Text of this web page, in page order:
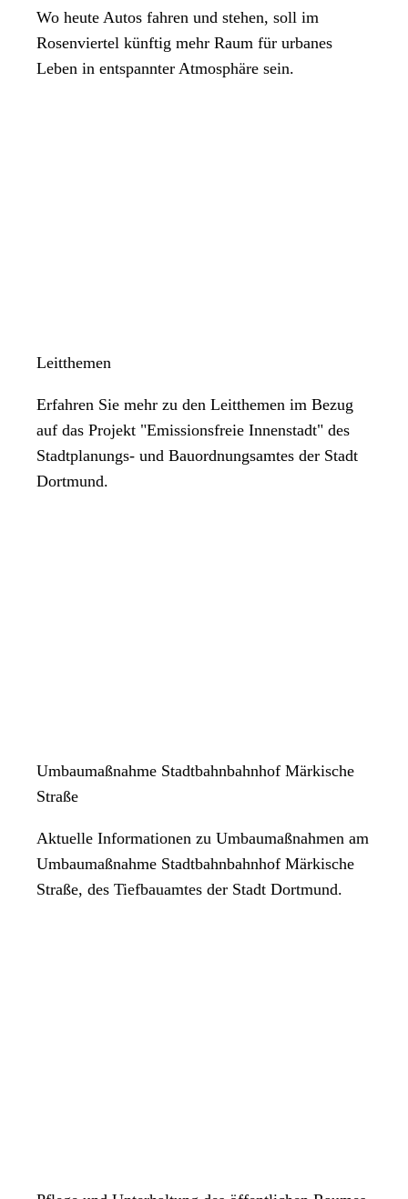
Wo heute Autos fahren und stehen, soll im
Rosenviertel künftig mehr Raum für urbanes
Leben in entspannter Atmosphäre sein.
Leitthemen
Erfahren Sie mehr zu den Leitthemen im Bezug
auf das Projekt "Emissionsfreie Innenstadt" des
Stadtplanungs- und Bauordnungsamtes der Stadt
Dortmund.
Umbaumaßnahme Stadtbahnbahnhof Märkische
Straße
Aktuelle Informationen zu Umbaumaßnahmen am
Umbaumaßnahme Stadtbahnbahnhof Märkische
Straße, des Tiefbauamtes der Stadt Dortmund.